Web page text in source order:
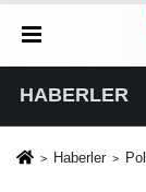
HABERLER
Haberler